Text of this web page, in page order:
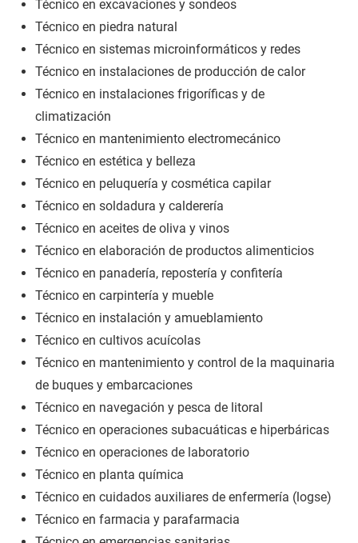
Técnico en excavaciones y sondeos
Técnico en piedra natural
Técnico en sistemas microinformáticos y redes
Técnico en instalaciones de producción de calor
Técnico en instalaciones frigoríficas y de
climatización
Técnico en mantenimiento electromecánico
Técnico en estética y belleza
Técnico en peluquería y cosmética capilar
Técnico en soldadura y calderería
Técnico en aceites de oliva y vinos
Técnico en elaboración de productos alimenticios
Técnico en panadería, repostería y confitería
Técnico en carpintería y mueble
Técnico en instalación y amueblamiento
Técnico en cultivos acuícolas
Técnico en mantenimiento y control de la maquinaria
de buques y embarcaciones
Técnico en navegación y pesca de litoral
Técnico en operaciones subacuáticas e hiperbáricas
Técnico en operaciones de laboratorio
Técnico en planta química
Técnico en cuidados auxiliares de enfermería (logse)
Técnico en farmacia y parafarmacia